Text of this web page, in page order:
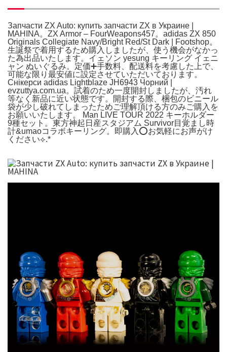
Запчасти ZX Auto: купить запчасти ZX в Украине |
MAHINA。ZX Armor – FourWeapons457。adidas ZX 850
Originals Collegiate Navy/Bright Red/St Dark | Footshop。
生誕祭で着用するため購入しましたが、使う機会がなかっ
た為出品いたします。イェソン yesung キーリング イェニ
ャン ぬいぐるみ。定価➕手数料、配送料を考慮した上で、
可能な限り最安値に設定させていただいております。
Снікерcи adidas Lightblaze JH6943 Чорний |
evzuttya.com.ua。試着のため一度開封しましたが、汚れ
等なく新品に近い状態です。開封する際、梱包のビニール
袋が少し破れてしまったためご理解頂ける方のみご購入を
お願いいたします。 Man LIVE TOUR 2022 キーホルダー
9種セット。東方神起日産スタジアム Survivor目覚まし時
計&umaoコラボキーリング。即購入⭕️お気軽にお声がけ
ください⟡.*